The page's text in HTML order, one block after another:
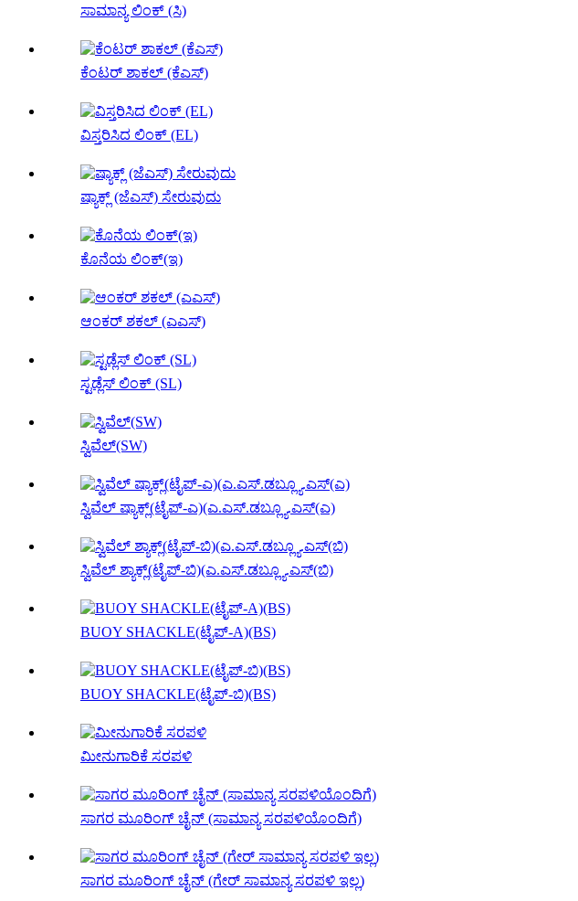
ಸಾಮಾನ್ಯ ಲಿಂಕ್ (ಸಿ)
ಕೆಂಟರ್ ಶಾಕಲ್ (ಕೆಎಸ್)
ವಿಸ್ತರಿಸಿದ ಲಿಂಕ್ (EL)
ಷ್ಯಾಕ್ಲ್ (ಜೆಎಸ್) ಸೇರುವುದು
ಕೊನೆಯ ಲಿಂಕ್(ಇ)
ಆಂಕರ್ ಶಕಲ್ (ಎಎಸ್)
ಸ್ಟಡ್ಲೆಸ್ ಲಿಂಕ್ (SL)
ಸ್ವಿವೆಲ್(SW)
ಸ್ವಿವೆಲ್ ಷ್ಯಾಕ್ಲ್(ಟೈಪ್-ಎ)(ಎ.ಎಸ್.ಡಬ್ಲ್ಯೂ.ಎಸ್(ಎ)
ಸ್ವಿವೆಲ್ ಶ್ಯಾಕ್ಲ್(ಟೈಪ್-ಬಿ)(ಎ.ಎಸ್.ಡಬ್ಲ್ಯೂ.ಎಸ್(ಬಿ)
BUOY SHACKLE(ಟೈಪ್-A)(BS)
BUOY SHACKLE(ಟೈಪ್-ಬಿ)(BS)
ಮೀನುಗಾರಿಕೆ ಸರಪಳಿ
ಸಾಗರ ಮೂರಿಂಗ್ ಚೈನ್ (ಸಾಮಾನ್ಯ ಸರಪಳಿಯೊಂದಿಗೆ)
ಸಾಗರ ಮೂರಿಂಗ್ ಚೈನ್ (ಗೇರ್ ಸಾಮಾನ್ಯ ಸರಪಳಿ ಇಲ್ಲ)